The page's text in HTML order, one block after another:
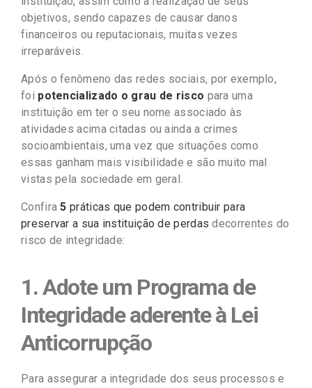
objetivos, sendo capazes de causar danos
financeiros ou reputacionais, muitas vezes
irreparáveis.
Após o fenômeno das redes sociais, por exemplo,
foi potencializado o grau de risco para uma
instituição em ter o seu nome associado às
atividades acima citadas ou ainda a crimes
socioambientais, uma vez que situações como
essas ganham mais visibilidade e são muito mal
vistas pela sociedade em geral.
Confira5 práticas que podem contribuir para
preservar a sua instituição de perdas decorrentes do
risco de integridade:
1. Adote um Programa de
Integridade aderente à Lei
Anticorrupção
Para assegurar a integridade dos seus processos e